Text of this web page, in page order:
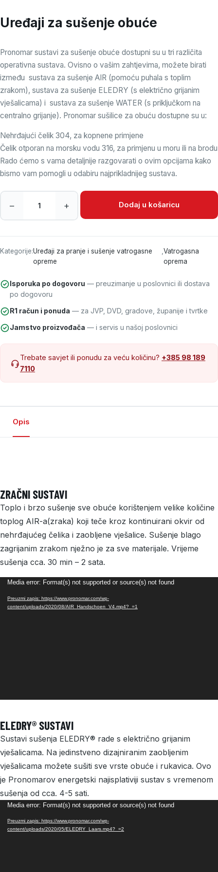
Uređaji za sušenje obuće
Pronomar sustavi za sušenje obuće dostupni su u tri različita
operativna sustava. Ovisno o vašim zahtjevima, možete birati
između sustava za sušenje AIR (pomoću puhala s toplim
zrakom), sustava za sušenje ELEDRY (s električno grijanim
vješalicama) i sustava za sušenje WATER (s priključkom na
centralno grijanje). Pronomar sušilice za obuću dostupne su u:
Nehrđajući čelik 304, za kopnene primjene
Čelik otporan na morsku vodu 316, za primjenu u moru ili na brodu
Rado ćemo s vama detaljnije razgovarati o ovim opcijama kako
bismo vam pomogli u odabiru najprikladnijeg sustava.
Uređaji za sušenje obuće količina
– + Dodaj u košaricu
Kategorije:Uređaji za pranje i sušenje vatrogasne
opreme
,Vatrogasna
oprema
Isporuka po dogovoru — preuzimanje u poslovnici ili dostava
po dogovoru
R1 račun i ponuda — za JVP, DVD, gradove, županije i tvrtke
Jamstvo proizvođača — i servis u našoj poslovnici
Trebate savjet ili ponudu za veću količinu? +385 98 189
7110
Opis
ZRAČNI SUSTAVI
Toplo i brzo sušenje sve obuće korištenjem velike količine
toplog AIR-a(zraka) koji teče kroz kontinuirani okvir od
nehrđajućeg čelika i zaobljene vješalice. Sušenje blago
zagrijanim zrakom nježno je za sve materijale. Vrijeme
sušenja cca. 30 min – 2 sata.
Reproduktor
videozapisa
Media error: Format(s) not supported or source(s) not found
Preuzmi zapis: https://www.pronomar.com/wp-
content/uploads/2020/08/AIR_Handschoen_V4.mp4?_=1
ELEDRY® SUSTAVI
Sustavi sušenja ELEDRY® rade s električno grijanim
vješalicama. Na jedinstveno dizajniranim zaobljenim
vješalicama možete sušiti sve vrste obuće i rukavica. Ovo
je Pronomarov energetski najisplativiji sustav s vremenom
sušenja od cca. 4-5 sati.
Reproduktor
videozapisa
Media error: Format(s) not supported or source(s) not found
Preuzmi zapis: https://www.pronomar.com/wp-
content/uploads/2020/05/ELEDRY_Laars.mp4?_=2